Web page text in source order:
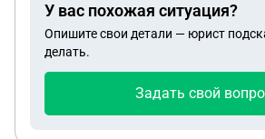
У вас похожая ситуация?
Опишите свои детали — юрист
делать.
Задать свой